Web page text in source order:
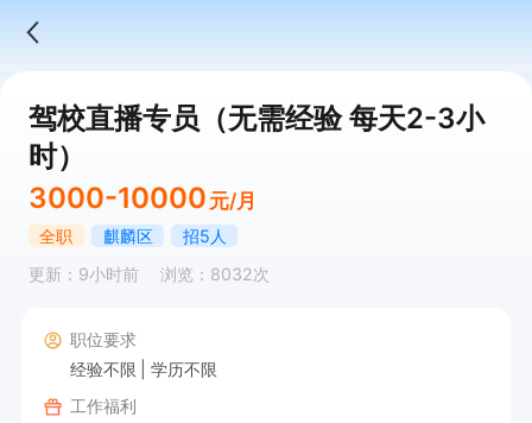
驾校直播专员（无需经验 每天2-3小
时）
3000-10000 元/月
全职 麒麟区
招5人
更新：9小时前
浏览：8032次
职位要求
经验不限
学历不限
工作福利